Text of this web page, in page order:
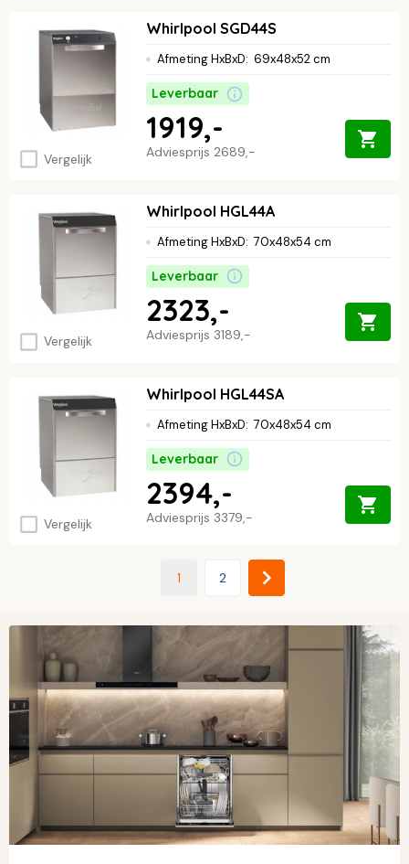
Vergelijk
Whirlpool SGD44S
Afmeting HxBxD: 69x48x52 cm
Leverbaar
Adviesprijs 2689,-
1919,-
Vergelijk
Whirlpool HGL44A
Afmeting HxBxD: 70x48x54 cm
Leverbaar
Adviesprijs 3189,-
2323,-
Vergelijk
Whirlpool HGL44SA
Afmeting HxBxD: 70x48x54 cm
Leverbaar
Adviesprijs 3379,-
2394,-
1 2